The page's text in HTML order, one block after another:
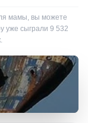
мамы, вы можете
уже сыграли 9 532
.